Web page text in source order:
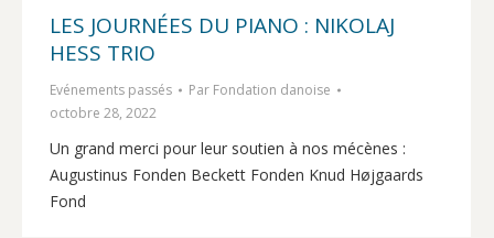
LES JOURNÉES DU PIANO : NIKOLAJ
HESS TRIO
Evénements passés Par Fondation danoise
octobre 28, 2022
Un grand merci pour leur soutien à nos mécènes :
Augustinus Fonden Beckett Fonden Knud Højgaards
Fond